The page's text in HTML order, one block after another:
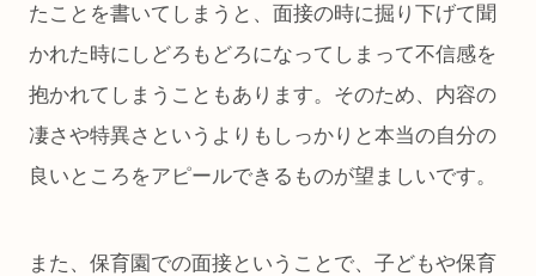
たことを書いてしまうと、面接の時に掘り下げて聞
かれた時にしどろもどろになってしまって不信感を
抱かれてしまうこともあります。そのため、内容の
凄さや特異さというよりもしっかりと本当の自分の
良いところをアピールできるものが望ましいです。
また、保育園での面接ということで、子どもや保育